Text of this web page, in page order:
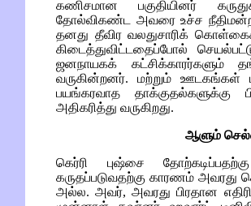
கணிசமான பகுதியினர்
தோல்விகண்ட அவரை உச்ச நீதிமன்றம்
தனது தீவிர வலதுசாரிக்
கிடைத்துவிட்டதைப்போல்
ஜனநாயகக் கட்சிக்காரர்களும்
வருகின்றனர். மற்றும் ஊடகங்கள்
பயங்கரவாத தாக்குதல்களுக்கு
அதிகரித்து வருகிறது.
ஆளும்
கெர்ரி புஷ்சை
கருதப்படுவதற்கு காரணம் அவரது
அல்ல. அவர், அவரது பிரதான